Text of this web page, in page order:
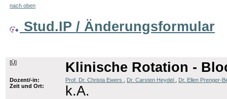
nach oben
Stud.IP / Änderungsformular
[Ü] Klinische Rotation -
Dozent/-in: Prof. Dr. Christa Ewers Dr. Carsten Heydel
Dr. Ellen Prenger-
Zeit und Ort:
k.A.